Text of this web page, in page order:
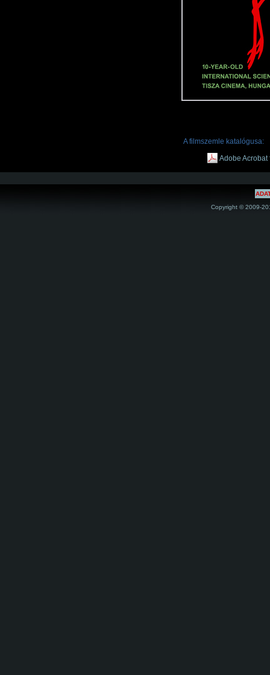
A filmszemle katalógusa:
Adobe
Copyright © 2009-